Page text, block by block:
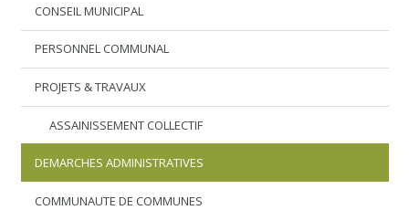
CONSEIL MUNICIPAL
PERSONNEL COMMUNAL
PROJETS & TRAVAUX
ASSAINISSEMENT COLLECTIF
DEMARCHES ADMINISTRATIVES
COMMUNAUTE DE COMMUNES